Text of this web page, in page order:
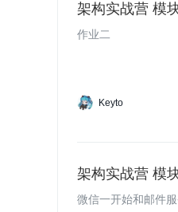
架构实战营 模
作业二
Keyto
架构实战营 模
微信一开始和邮件